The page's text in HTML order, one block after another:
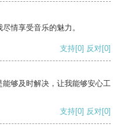
情享受音乐的魅力。
支持[0] 反对[0]
够及时解决，让我能够安心工
支持[0] 反对[0]